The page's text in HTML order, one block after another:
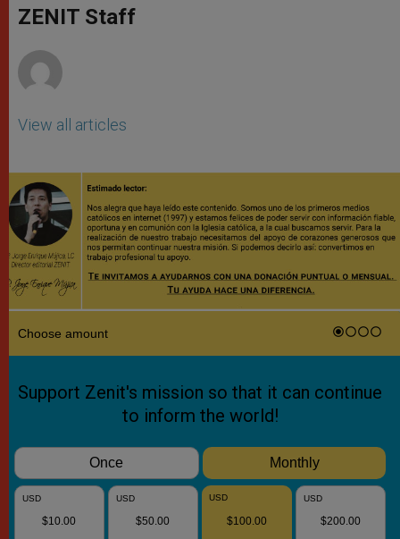
p
p
g
e
o
k
ZENIT Staff
View all articles